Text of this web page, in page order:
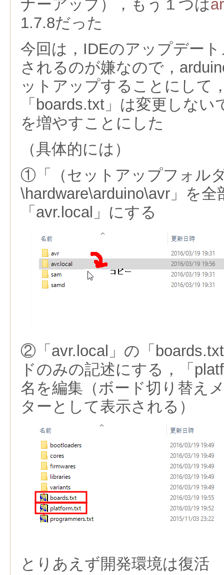
ナーアップ），もう１つは
1.7.8だった
今回は，IDEのアップデー
されるのが嫌なので，
ットアップすることにして
「boards.txt」は変更しな
を増やすことにした
（具体的には）
①「（セットアップフォル
\hardware\arduino\avr」を全
「avr.local」にする
②「avr.local」の「
ドのみの記述にする，「
名を編集（ボード切り替え
ターとして表示される）
とりあえず開発環境は復活